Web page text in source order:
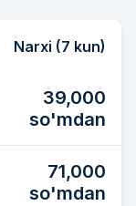
Narxi (7 kun)
39,000
so'mdan
71,000
so'mdan